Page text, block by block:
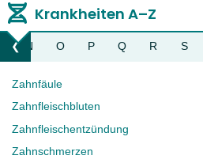
Krankheiten A–Z
❮Liste nach links bewegen
N O P Q R S
Zahnfäule
Zahnfleischbluten
Zahnfleischentzündung
Zahnschmerzen